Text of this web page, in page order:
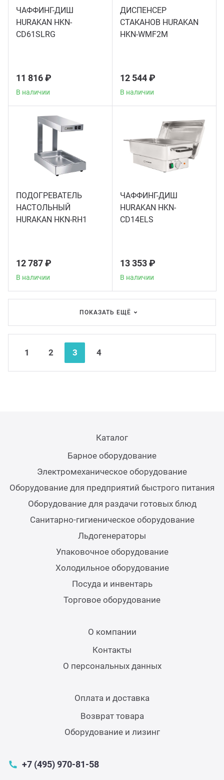
ЧАФФИНГ-ДИШ
HURAKAN HKN-
CD61SLRG
11 816 ₽
В наличии
ДИСПЕНСЕР
СТАКАНОВ HURAKAN
HKN-WMF2M
12 544 ₽
В наличии
ПОДОГРЕВАТЕЛЬ
НАСТОЛЬНЫЙ
HURAKAN HKN-RH1
12 787 ₽
В наличии
ЧАФФИНГ-ДИШ
HURAKAN HKN-
CD14ELS
13 353 ₽
В наличии
ПОКАЗАТЬ ЕЩЁ
1 2 3 4
Каталог
Барное оборудование
Электромеханическое оборудование
Оборудование для предприятий быстрого питания
Оборудование для раздачи готовых блюд
Санитарно-гигиеническое оборудование
Льдогенераторы
Упаковочное оборудование
Холодильное оборудование
Посуда и инвентарь
Торговое оборудование
О компании
Контакты
О персональных данных
Оплата и доставка
Возврат товара
Оборудование и лизинг
+7 (495) 970-81-58